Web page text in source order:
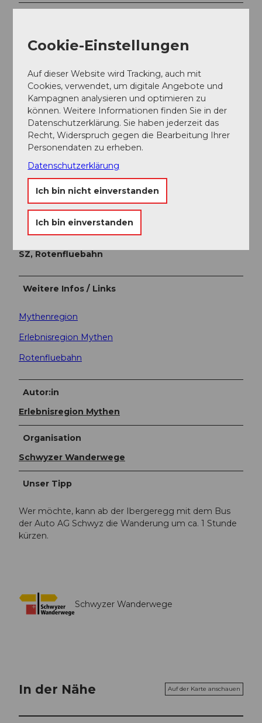
Fahren Sie auf der Autobahn A4 bis zur Ausfahrt
Seewen/Schwyz. Von dort gelangen Sie via Schwyz
nach Rickenbach an die Talstation derRotenfluebahn
Google Maps Link
Parken
Gebührenpflichtige Parkplätze direkt bei der
Talstation Rotenfluebahn.
Öffentliche Verkehrsmittel
SZ, Rotenfluebahn
Weitere Infos / Links
Mythenregion
Erlebnisregion Mythen
Rotenfluebahn
Autor:in
Erlebnisregion Mythen
Organisation
Schwyzer Wanderwege
Unser Tipp
Wer möchte, kann ab der Ibergeregg mit dem Bus
der Auto AG Schwyz die Wanderung um ca. 1 Stunde
kürzen.
Schwyzer Wanderwege
In der Nähe Auf der Karte anschauen
Cookie-Einstellungen
Auf dieser Website wird Tracking, auch mit
Cookies, verwendet, um digitale Angebote und
Kampagnen analysieren und optimieren zu
können. Weitere Informationen finden Sie in der
Datenschutzerklärung. Sie haben jederzeit das
Recht, Widerspruch gegen die Bearbeitung Ihrer
Personendaten zu erheben.
Datenschutzerklärung
Ich bin nicht einverstanden
Ich bin einverstanden